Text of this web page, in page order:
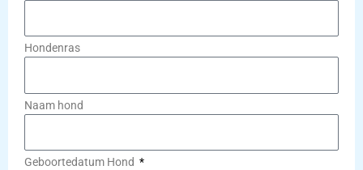
Hondenras
Naam hond
Geboortedatum Hond